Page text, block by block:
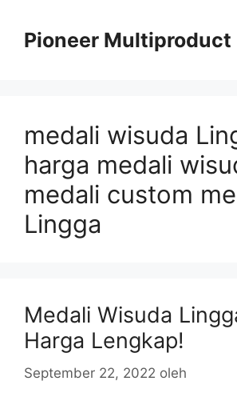
Pioneer Multiproduct
medali wisuda
harga medali
medali custom
Lingga
Medali Wisuda
Harga Lengkap!
September 22, 2022 oleh